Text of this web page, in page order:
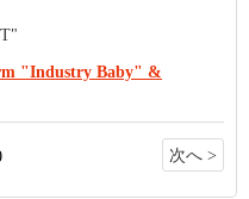
"Industry Baby" &
次へ >